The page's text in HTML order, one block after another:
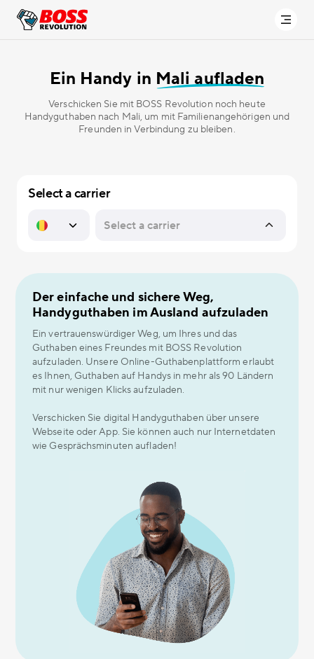
Ein Handy in Mali aufladen
Verschicken Sie mit BOSS Revolution noch heute
Handyguthaben nach Mali, um mit Familienangehörigen und
Freunden in Verbindung zu bleiben.
Select a carrier
Der einfache und sichere Weg,
Handyguthaben im Ausland aufzuladen
Ein vertrauenswürdiger Weg, um Ihres und das
Guthaben eines Freundes mit BOSS Revolution
aufzuladen. Unsere Online-Guthabenplattform erlaubt
es Ihnen, Guthaben auf Handys in mehr als 90 Ländern
mit nur wenigen Klicks aufzuladen.
Verschicken Sie digital Handyguthaben über unsere
Webseite oder App. Sie können auch nur Internetdaten
wie Gesprächsminuten aufladen!